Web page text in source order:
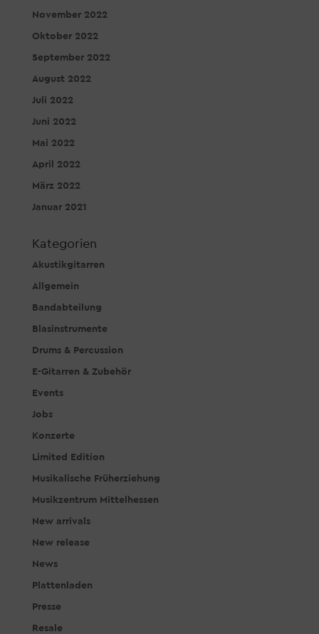
November 2022
Oktober 2022
September 2022
August 2022
Juli 2022
Juni 2022
Mai 2022
April 2022
März 2022
Januar 2021
Kategorien
Akustikgitarren
Allgemein
Bandabteilung
Blasinstrumente
Drums & Percussion
E-Gitarren & Zubehör
Events
Jobs
Konzerte
Limited Edition
Musikalische Früherziehung
Musikzentrum Mittelhessen
New arrivals
New release
News
Plattenladen
Presse
Resale